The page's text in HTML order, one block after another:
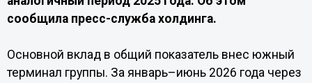
сообщила пресс-служба холдинга.
Основной вклад в общий показатель внес южный
терминал группы. За январь–июнь 2026 года через